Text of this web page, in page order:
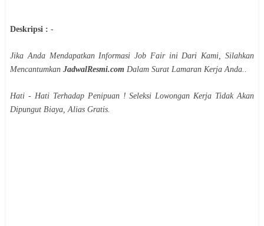
Deskripsi : -
Jika Anda Mendapatkan Informasi Job Fair ini Dari Kami, Silahkan
Mencantumkan JadwalResmi.com Dalam Surat Lamaran Kerja Anda..
Hati - Hati Terhadap Penipuan ! Seleksi Lowongan Kerja Tidak Akan
Dipungut Biaya, Alias Gratis.